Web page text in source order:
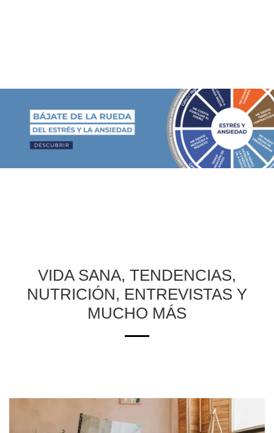
VIDA SANA, TENDENCIAS,
NUTRICIÓN, ENTREVISTAS Y
MUCHO MÁS